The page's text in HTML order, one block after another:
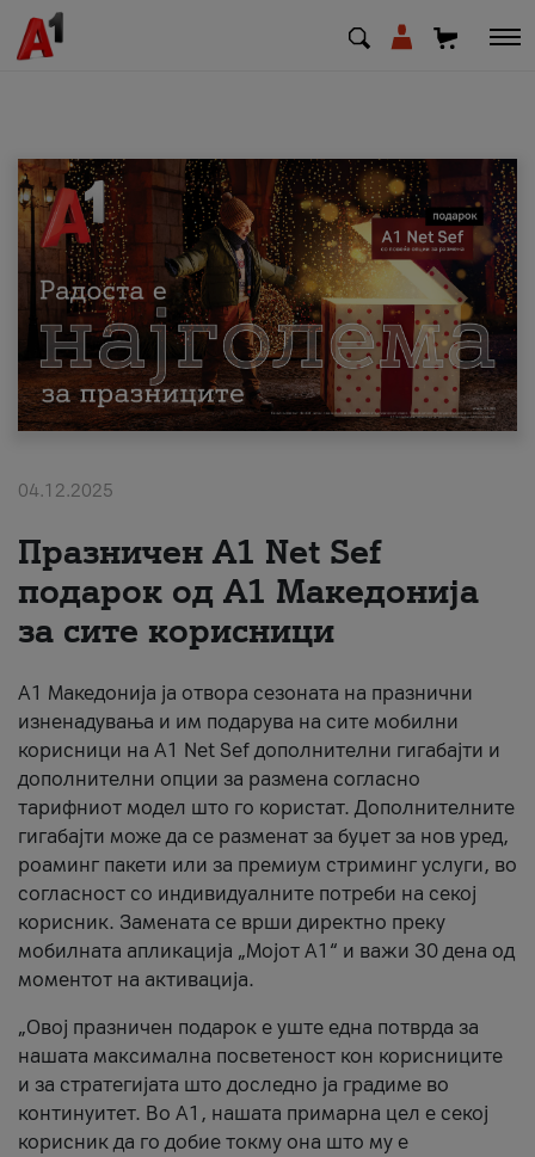
МК EN SQ
Приватни Деловни
Поддршка
Надополни кредит
За нас
#ПодобарОнлајн
04.12.2025
Празничен A1 Net Sеf
подарок од А1 Македонија
за сите корисници
А1 Македонија ја отвора сезоната на празнични
изненадувања и им подарува на сите мобилни
корисници на A1 Net Sef дополнителни гигабајти и
дополнителни опции за размена согласно
тарифниот модел што го користат. Дополнителните
гигабајти може да се разменат за буџет за нов уред,
роаминг пакети или за премиум стриминг услуги, во
согласност со индивидуалните потреби на секој
корисник. Замената се врши директно преку
мобилната апликација „Мојот А1“ и важи 30 дена од
моментот на активација.
„Овој празничен подарок е уште една потврда за
нашата максимална посветеност кон корисниците
и за стратегијата што доследно ја градиме во
континуитет. Во А1, нашата примарна цел е секој
корисник да го добие токму она што му е